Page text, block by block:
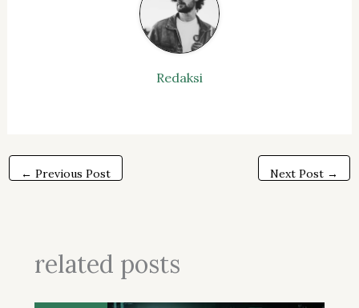
Redaksi
← Previous Post Next Post →
related posts